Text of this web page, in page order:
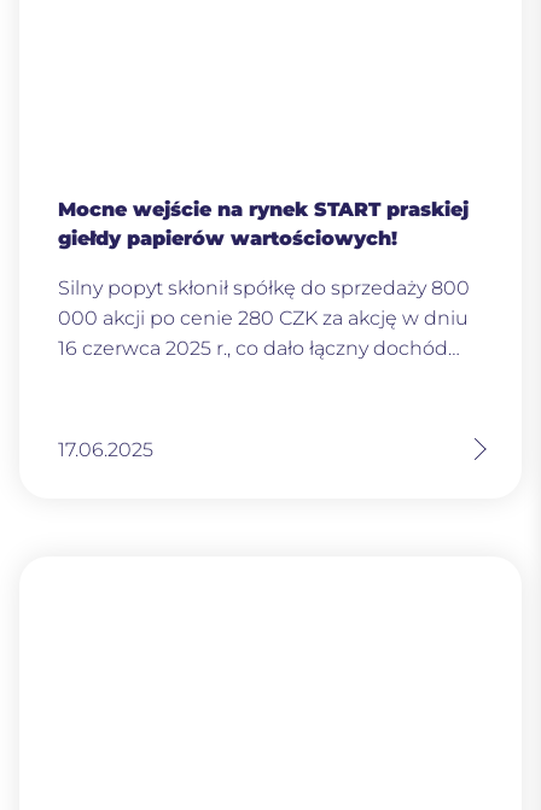
Mocne wejście na rynek START praskiej
giełdy papierów wartościowych!
Silny popyt skłonił spółkę do sprzedaży 800
000 akcji po cenie 280 CZK za akcję w dniu
16 czerwca 2025 r., co dało łączny dochód…
17.06.2025